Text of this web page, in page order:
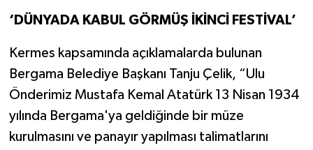
‘DÜNYADA KABUL GÖRMÜŞ İKİNCİ FESTİVAL’
Kermes kapsamında açıklamalarda bulunan
Bergama Belediye Başkanı Tanju Çelik, “Ulu
Önderimiz Mustafa Kemal Atatürk 13 Nisan 1934
yılında Bergama'ya geldiğinde bir müze
kurulmasını ve panayır yapılması talimatlarını